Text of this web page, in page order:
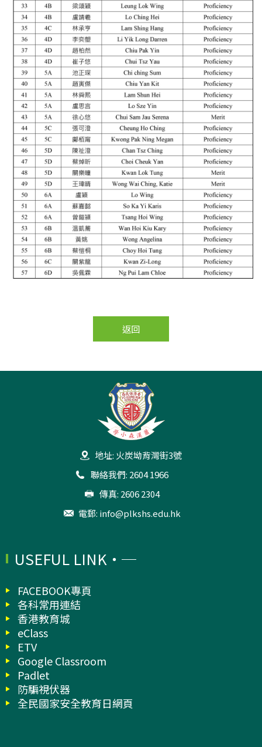
返回
地址: 火炭坳背灣街3號
聯絡我們: 2604 1966
傳真: 2606 2304
電郵: info@plkshs.edu.hk
USEFUL LINK
FACEBOOK專頁
各科常用連結
香港教育城
eClass
ETV
Google Classroom
Padlet
防騙視伏器
全民國家安全教育日網頁